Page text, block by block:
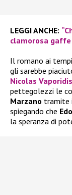
LEGGI ANCHE:
clamorosa gaffe
Il romano ai
gli sarebbe
Nicolas
pettegolezzi le
Marzano tramite
spiegando che
la speranza di